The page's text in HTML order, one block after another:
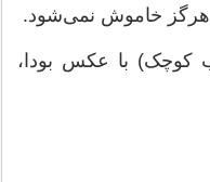
هرگز خاموش نمی‌شود.
کوچک) با عکس بودا،